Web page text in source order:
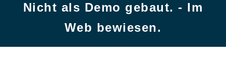
Nicht als Demo gebaut. - Im
Web bewiesen.